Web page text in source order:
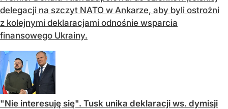
delegacji na szczyt NATO w Ankarze, aby byli ostrożni
z kolejnymi deklaracjami odnośnie wsparcia
finansowego Ukrainy.
"Nie interesuję się". Tusk unika deklaracji ws. dymisji